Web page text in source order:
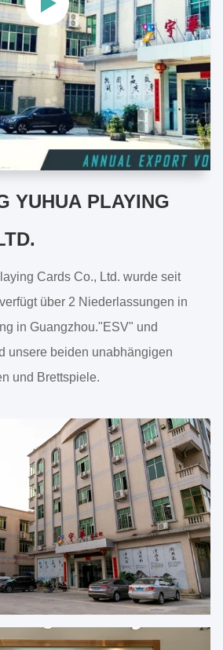
YUHUA PLAYING
Cards Co., Ltd. wurde seit
über 2 Niederlassungen in
in Guangzhou."ESV" und
unsere beiden unabhängigen
und Brettspiele.